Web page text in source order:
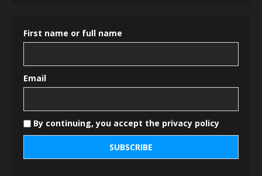
First name or full name
Email
By continuing, you accept the privacy policy